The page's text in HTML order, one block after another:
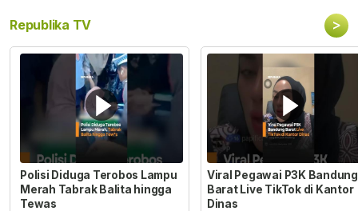
Republika TV >
Polisi Diduga Terobos Lampu
Merah Tabrak Balita hingga
Tewas
Viral Pegawai P3K Bandung
Barat Live TikTok di Kantor
Dinas